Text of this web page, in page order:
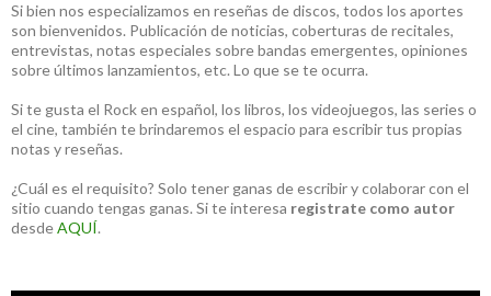
Si bien nos especializamos en reseñas de discos, todos los aportes
son bienvenidos. Publicación de noticias, coberturas de recitales,
entrevistas, notas especiales sobre bandas emergentes, opiniones
sobre últimos lanzamientos, etc. Lo que se te ocurra.
Si te gusta el Rock en español, los libros, los videojuegos, las series o
el cine, también te brindaremos el espacio para escribir tus propias
notas y reseñas.
¿Cuál es el requisito? Solo tener ganas de escribir y colaborar con el
sitio cuando tengas ganas. Si te interesa registrate como autor
desdeAQUÍ.